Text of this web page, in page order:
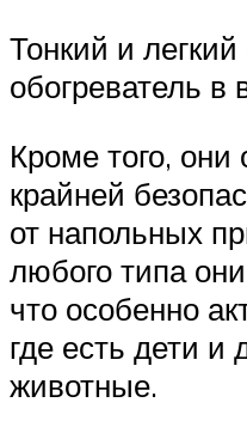
Тонкий и
обогреватель в
Кроме того, они
крайней
от напольных
любого типа
что особенно
где есть дети
животные.